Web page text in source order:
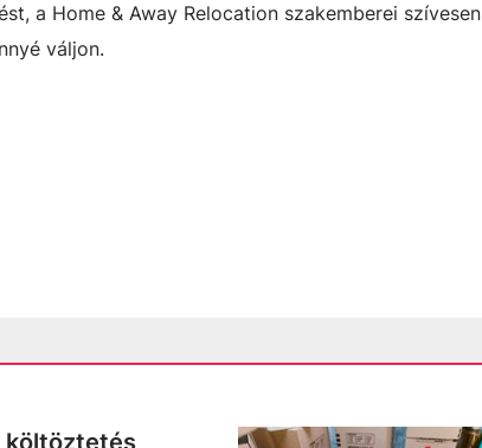
a Home & Away Relocation szakemberei szívesen
váljon.
költöztetés